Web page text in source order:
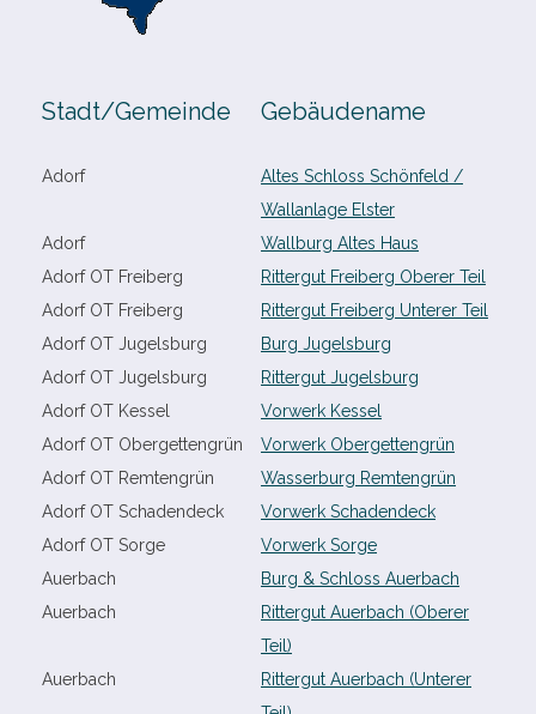
Stadt/​Gemeinde Gebäudename
Adorf
Altes Schloss Schönfeld /​
Wallanlage Elster
Adorf
Wallburg Altes Haus
Adorf OT Freiberg
Rittergut Freiberg Oberer Teil
Adorf OT Freiberg
Rittergut Freiberg Unterer Teil
Adorf OT Jugelsburg
Burg Jugelsburg
Adorf OT Jugelsburg
Rittergut Jugelsburg
Adorf OT Kessel
Vorwerk Kessel
Adorf OT Obergettengrün
Vorwerk Obergettengrün
Adorf OT Remtengrün
Wasserburg Remtengrün
Adorf OT Schadendeck
Vorwerk Schadendeck
Adorf OT Sorge
Vorwerk Sorge
Auerbach
Burg & Schloss Auerbach
Auerbach
Rittergut Auerbach (Oberer
Teil)
Auerbach
Rittergut Auerbach (Unterer